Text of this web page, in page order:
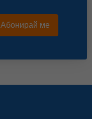
Абонирай ме